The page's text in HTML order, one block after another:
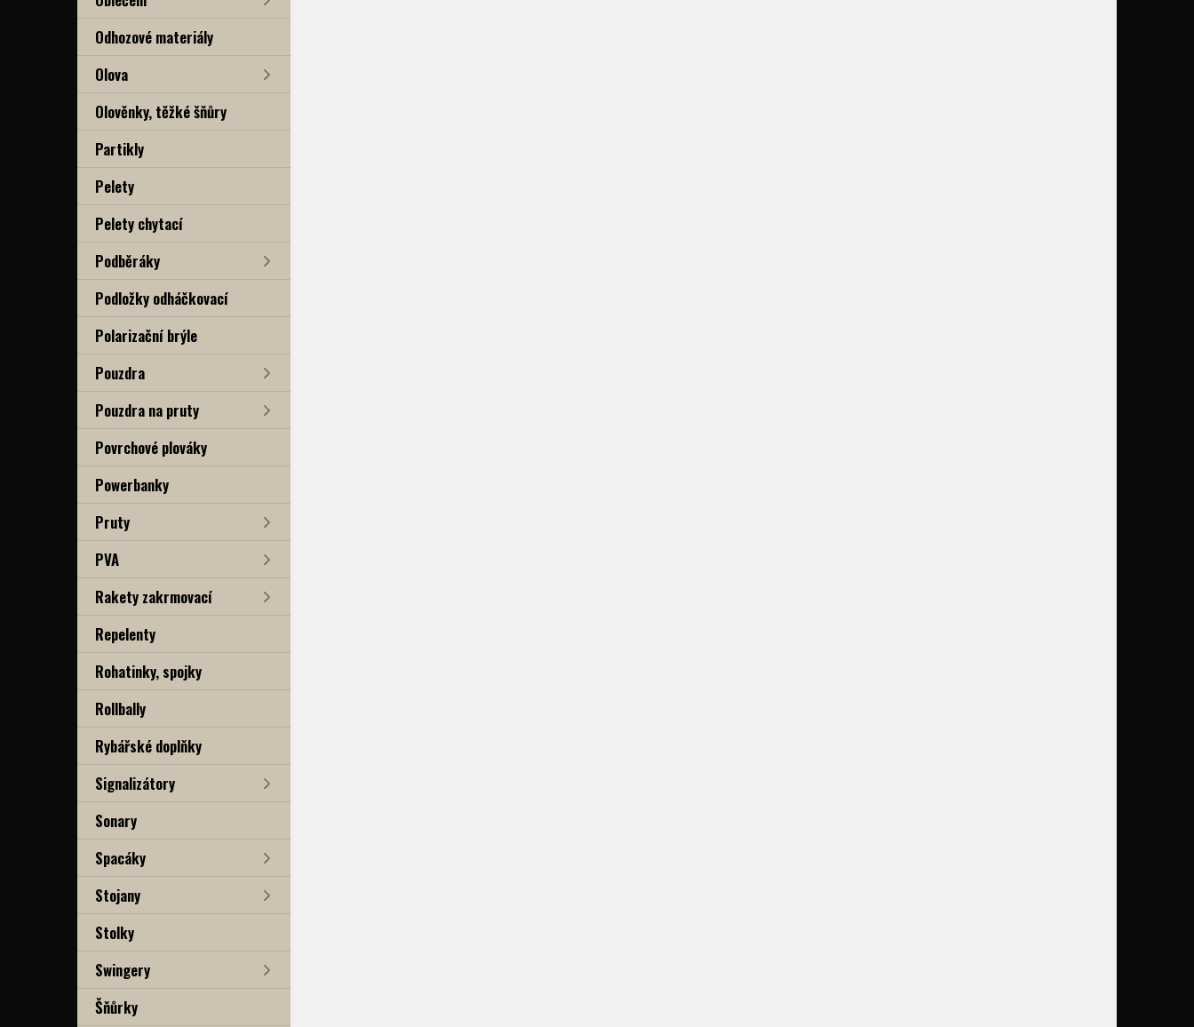
Odhozové materiály
Olova
Olověnky, těžké šňůry
Partikly
Pelety
Pelety chytací
Podběráky
Podložky odháčkovací
Polarizační brýle
Pouzdra
Pouzdra na pruty
Povrchové plováky
Powerbanky
Pruty
PVA
Rakety zakrmovací
Repelenty
Rohatinky, spojky
Rollbally
Rybářské doplňky
Signalizátory
Sonary
Spacáky
Stojany
Stolky
Swingery
Šňůrky